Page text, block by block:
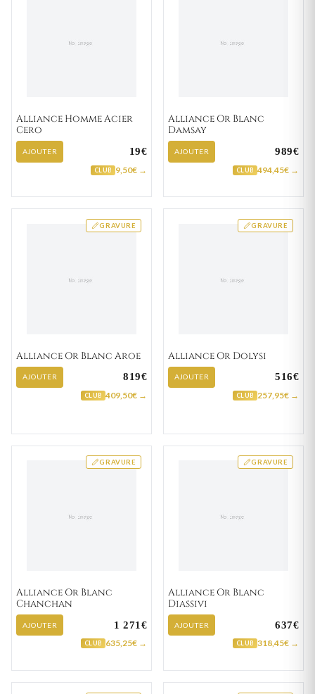
Alliance Homme Acier
Cero
AJOUTER 19€
CLUB 9,50€ →
Alliance Or Blanc
Damsay
AJOUTER 989€
CLUB 494,45€ →
GRAVURE
Alliance Or Blanc Aroe
AJOUTER 819€
CLUB 409,50€ →
GRAVURE
Alliance Or Dolysi
AJOUTER 516€
CLUB 257,95€ →
GRAVURE
Alliance Or Blanc
Chanchan
AJOUTER 1 271€
CLUB 635,25€ →
GRAVURE
Alliance Or Blanc
Diassivi
AJOUTER 637€
CLUB 318,45€ →